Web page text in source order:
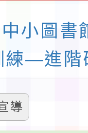
中小圖書
練—進階
導